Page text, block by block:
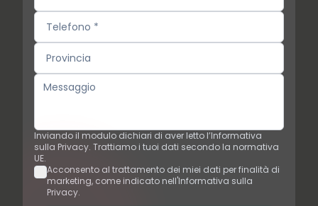
Inviando il modulo dichiari di aver letto l’Informativa
sulla Privacy. Trattiamo i tuoi dati secondo la normativa
UE.
Acconsento al trattamento dei miei dati per finalità di
marketing, come indicato nell'Informativa sulla
Privacy.